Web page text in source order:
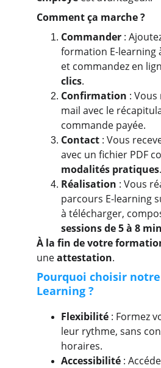
Comment ça marche ?
Commander :
formation E-learning
et commandez en
clics.
Confirmation : Vous
mail avec le
commande payée.
Contact : Vous
avec un fichier PDF
modalités pratiques.
Réalisation : Vous
parcours E-learning
à télécharger,
sessionsde 5 à 8
À la fin de votre
une attestation.
Pourquoi choisir
Learning ?
Flexibilité : Formez
leur rythme, sans
horaires.
Accessibilité :